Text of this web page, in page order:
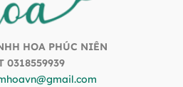
HOA PHÚC NIÊN
0318559939